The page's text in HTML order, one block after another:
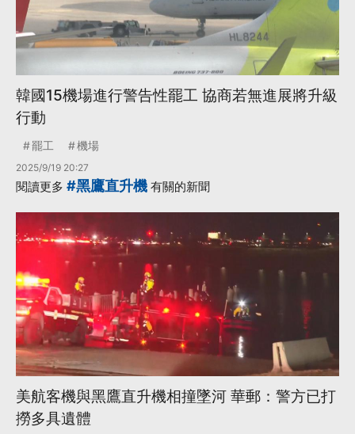
韓國15機場進行警告性罷工 協商若無進展將升級
行動
罷工 機場
2025/9/19 20:27
閱讀更多 #黑鷹直升機 有關的新聞
美航客機與黑鷹直升機相撞墜河 華郵：警方已打
撈多具遺體